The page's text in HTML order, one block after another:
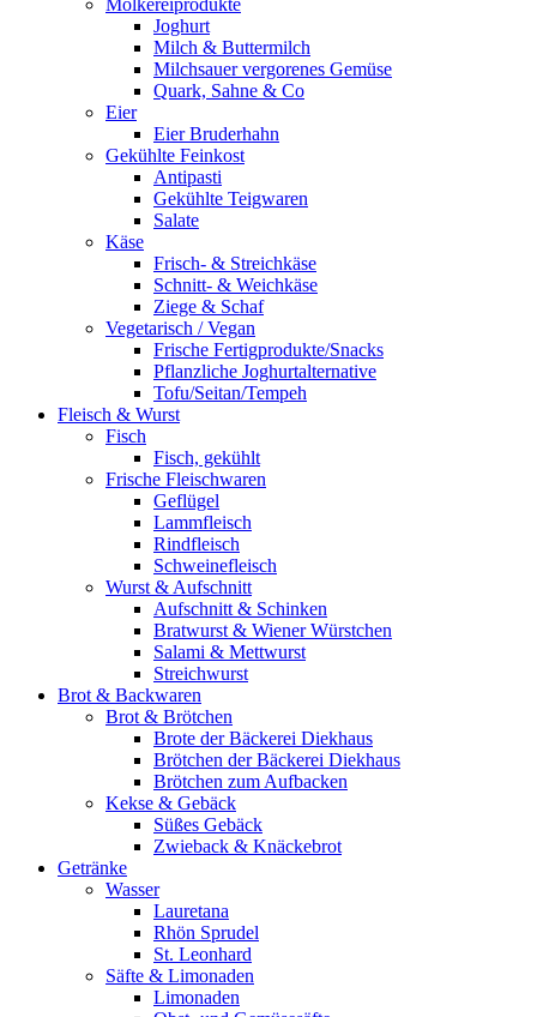
Molkereiprodukte
Joghurt
Milch & Buttermilch
Milchsauer vergorenes Gemüse
Quark, Sahne & Co
Eier
Eier Bruderhahn
Gekühlte Feinkost
Antipasti
Gekühlte Teigwaren
Salate
Käse
Frisch- & Streichkäse
Schnitt- & Weichkäse
Ziege & Schaf
Vegetarisch / Vegan
Frische Fertigprodukte/Snacks
Pflanzliche Joghurtalternative
Tofu/Seitan/Tempeh
Fleisch & Wurst
Fisch
Fisch, gekühlt
Frische Fleischwaren
Geflügel
Lammfleisch
Rindfleisch
Schweinefleisch
Wurst & Aufschnitt
Aufschnitt & Schinken
Bratwurst & Wiener Würstchen
Salami & Mettwurst
Streichwurst
Brot & Backwaren
Brot & Brötchen
Brote der Bäckerei Diekhaus
Brötchen der Bäckerei Diekhaus
Brötchen zum Aufbacken
Kekse & Gebäck
Süßes Gebäck
Zwieback & Knäckebrot
Getränke
Wasser
Lauretana
Rhön Sprudel
St. Leonhard
Säfte & Limonaden
Limonaden